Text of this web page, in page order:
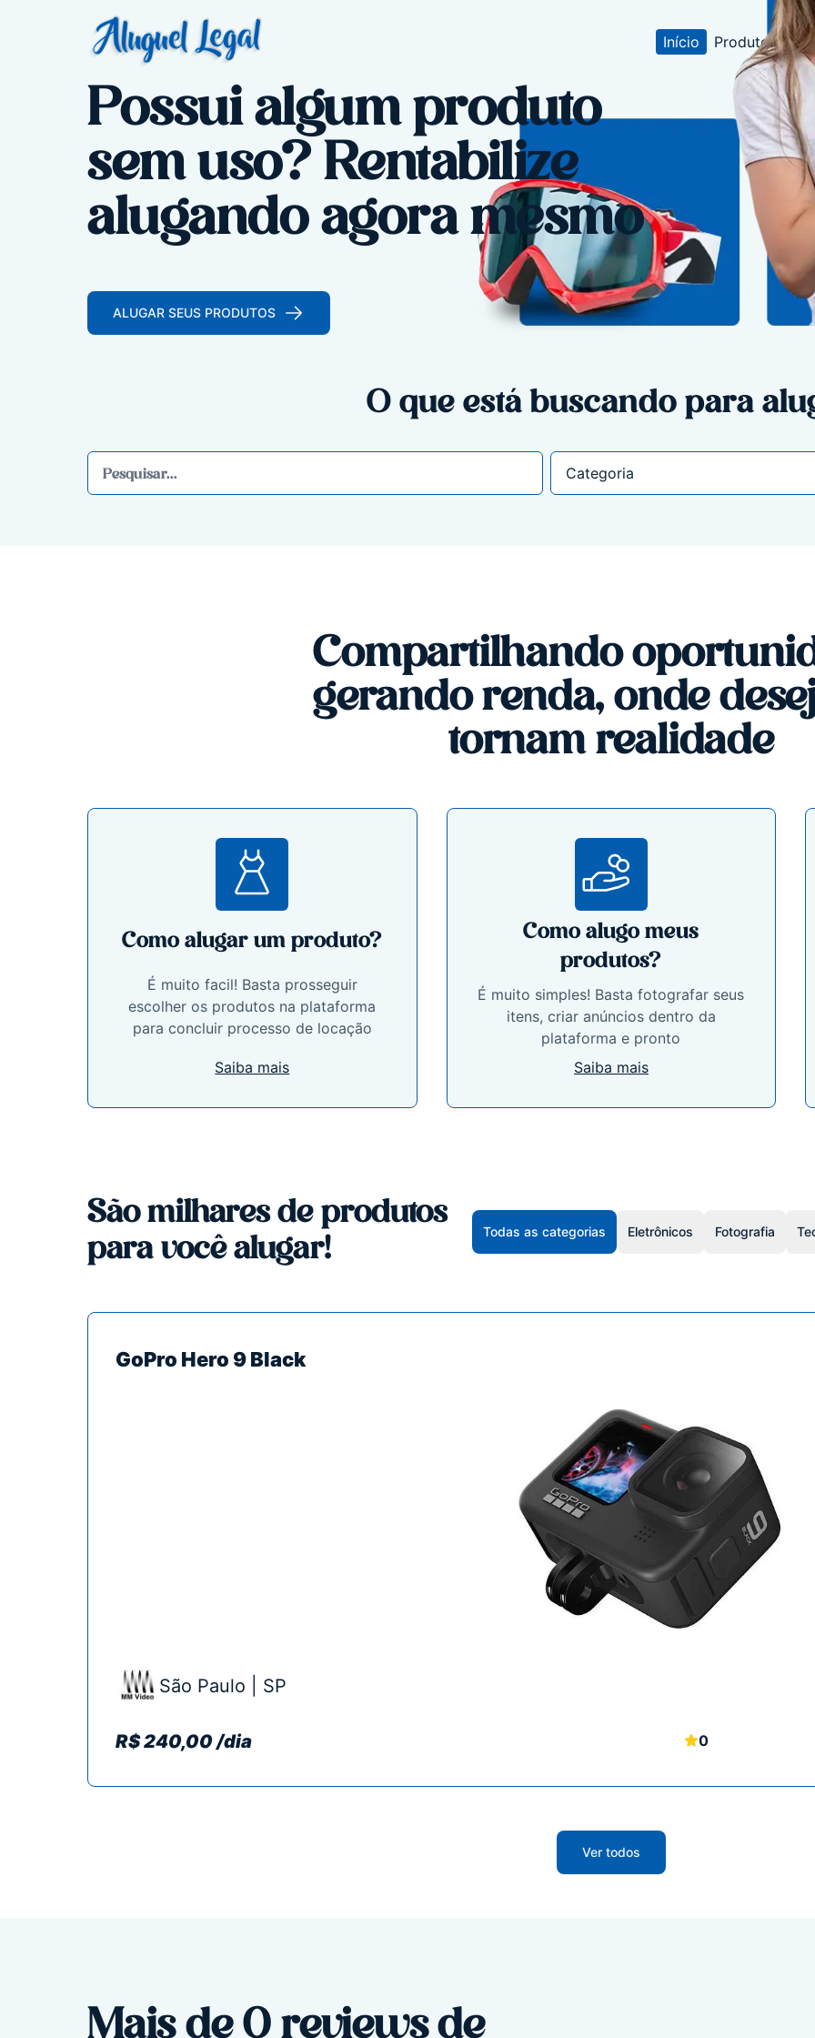
Início Produtos para
Possui algum produto
sem uso? Rentabilize
alugando agora mesmo
ALUGAR SEUS PRODUTOS
O que está buscando para
Compartilhando
gerando renda, onde
tornam realidade
Como alugar um produto?
É muito facil! Basta prosseguir
escolher os produtos na plataforma
para concluir processo de locação
Saiba mais
Como alugo meus
produtos?
É muito simples! Basta fotografar seus
itens, criar anúncios dentro da
plataforma e pronto
Saiba mais
São milhares de produtos
para você alugar!
Todas as categorias Eletrônicos Fotografia
GoPro Hero 9 Black
São Paulo | SP
R$ 240,00 /dia 0
Ver todos
Mais de 0 reviews de